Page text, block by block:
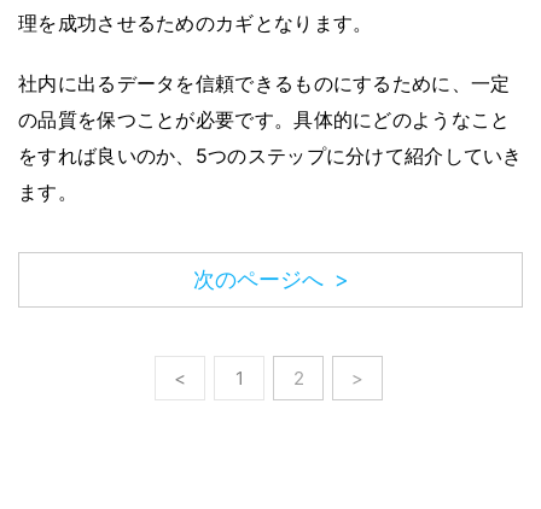
理を成功させるためのカギとなります。
社内に出るデータを信頼できるものにするために、一定
の品質を保つことが必要です。具体的にどのようなこと
をすれば良いのか、5つのステップに分けて紹介していき
ます。
次のページへ >
< 1 2 >